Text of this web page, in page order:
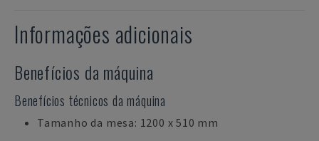
Informações adicionais
Benefícios da máquina
Benefícios técnicos da máquina
Tamanho da mesa: 1200 x 510 mm